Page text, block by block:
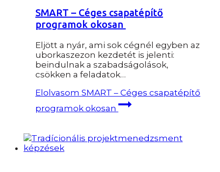
SMART – Céges csapatépítő
programok okosan
Eljött a nyár, ami sok cégnél egyben az
uborkaszezon kezdetét is jelenti:
beindulnak a szabadságolások,
csökken a feladatok…
Elolvasom SMART – Céges csapatépítő
programok okosan